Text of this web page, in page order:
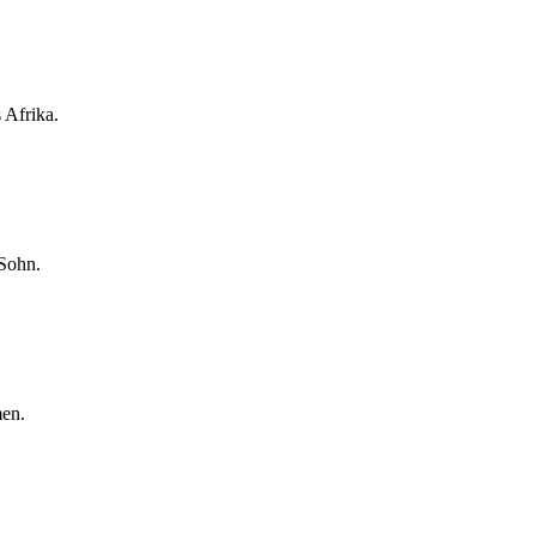
Afrika.